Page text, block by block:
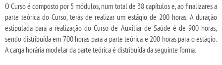
O Curso é composto por 5 módulos, num total de 38 capítulos e, ao finalizares a
parte teórica do Curso, terás de realizar um estágio de 200 horas. A duração
estipulada para a realização do Curso de Auxiliar de Saúde é de 900 horas,
sendo distribuída em 700 horas para a parte teórica e 200 horas para o estágio.
A carga horária modelar da parte teórica é distribuída da seguinte forma: